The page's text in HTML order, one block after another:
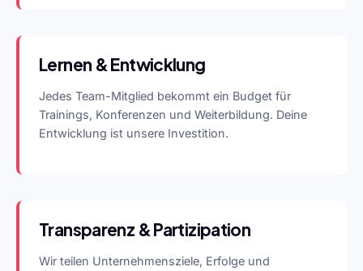
Lernen & Entwicklung
Jedes Team-Mitglied bekommt ein Budget für
Trainings, Konferenzen und Weiterbildung. Deine
Entwicklung ist unsere Investition.
Transparenz & Partizipation
Wir teilen Unternehmensziele, Erfolge und